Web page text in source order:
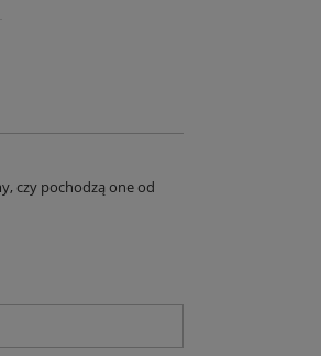
czy pochodzą one od